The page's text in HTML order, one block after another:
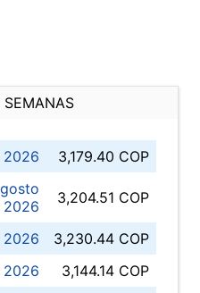
2026
3,179.40 COP
2026
3,204.51 COP
2026
3,230.44 COP
2026
3,144.14 COP